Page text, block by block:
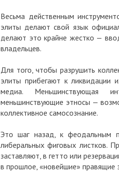
Весьма действенным
элиты делают свой язык
делают это крайне жестко —
владельцев.
Для того, чтобы разрушить
элиты прибегают к ликвидации
медиа. Меньшинствующая
меньшинствующие этносы —
коллективное самосознание.
Это шаг назад, к феодальным
либеральных фиговых листков.
заставляют, в гетто или
в прошлое, «новейшие» правящие